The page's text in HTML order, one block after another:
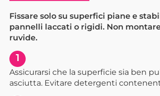
Fissare solo su superfici piane e
pannelli laccati o rigidi. Non
ruvide.
1
Assicurarsi che la superficie sia ben
asciutta. Evitare detergenti